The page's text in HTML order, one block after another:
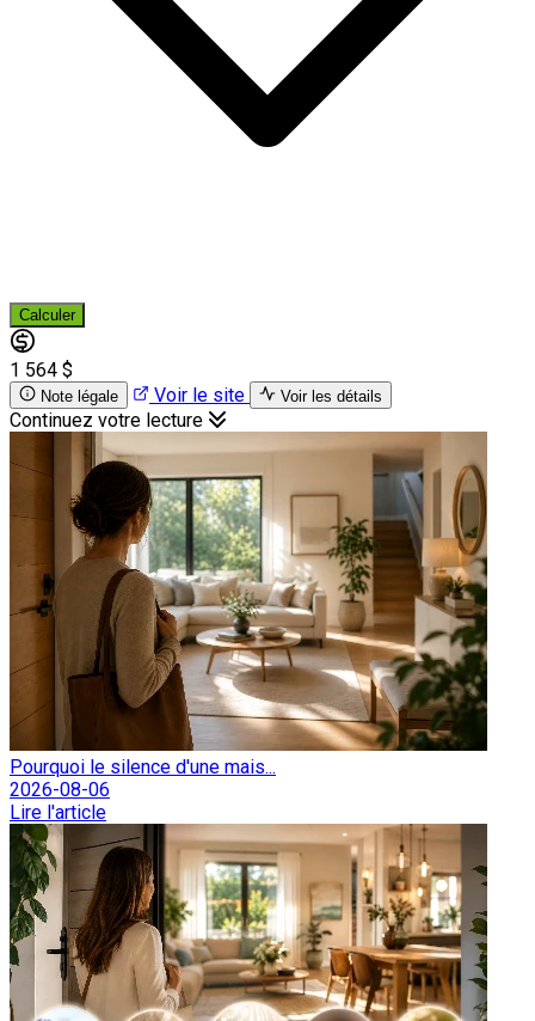
Calculer
1 564 $
Note légale Voir le site Voir les détails
Continuez votre lecture
Pourquoi le silence d'une mais...
2026-08-06
Lire l'article